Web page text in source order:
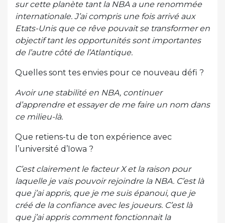
sur cette planète tant la NBA a une renommée
internationale. J’ai compris une fois arrivé aux
Etats-Unis que ce rêve pouvait se transformer en
objectif tant les opportunités sont importantes
de l’autre côté de l’Atlantique.
Quelles sont tes envies pour ce nouveau défi ?
Avoir une stabilité en NBA, continuer
d’apprendre et essayer de me faire un nom dans
ce milieu-là.
Que retiens-tu de ton expérience avec
l’université d’Iowa ?
C’est clairement le facteur X et la raison pour
laquelle je vais pouvoir rejoindre la NBA. C’est là
que j’ai appris, que je me suis épanoui, que je
créé de la confiance avec les joueurs. C’est là
que j’ai appris comment fonctionnait la